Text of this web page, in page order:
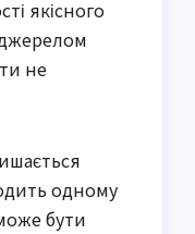
якісного
джерелом
не
одному
може бути